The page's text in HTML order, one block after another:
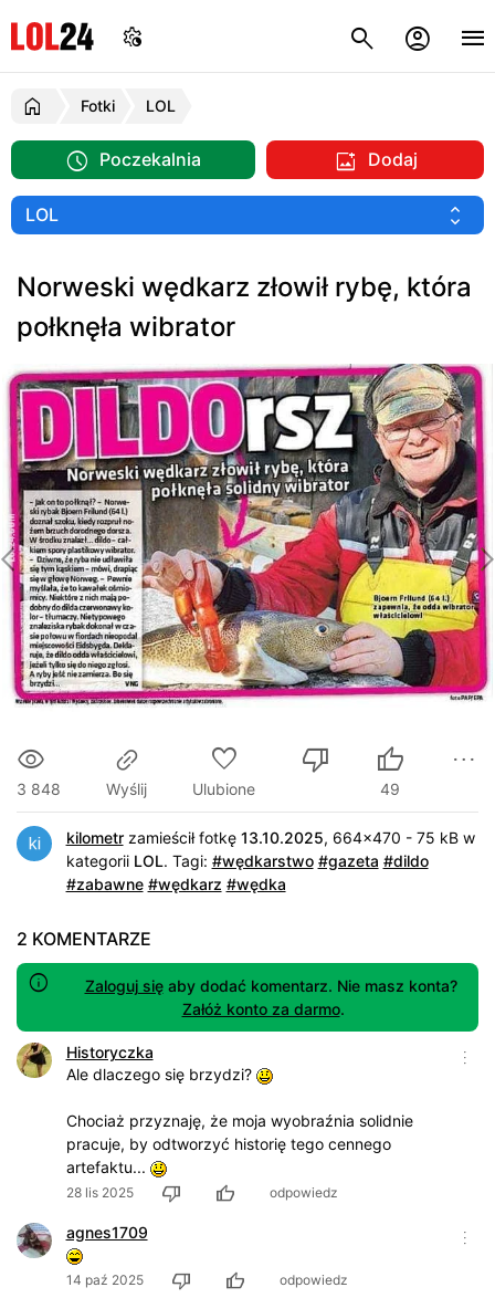
Fotki LOL
Poczekalnia Dodaj
Norweski wędkarz złowił rybę, która
połknęła wibrator
3 848 Wyślij Ulubione 49
kilometrzamieścił fotkę 13.10.2025, 664x470 - 75 kB w
kategorii LOL. Tagi: #wędkarstwo #gazeta #dildo
#zabawne #wędkarz #wędka
2 KOMENTARZE
Zaloguj sięaby dodać komentarz. Nie masz konta?
Załóż konto za darmo.
Historyczka
Ale dlaczego się brzydzi?
Chociaż przyznaję, że moja wyobraźnia solidnie
pracuje, by odtworzyć historię tego cennego
artefaktu...
28 lis 2025 odpowiedz
agnes1709
14 paź 2025 odpowiedz